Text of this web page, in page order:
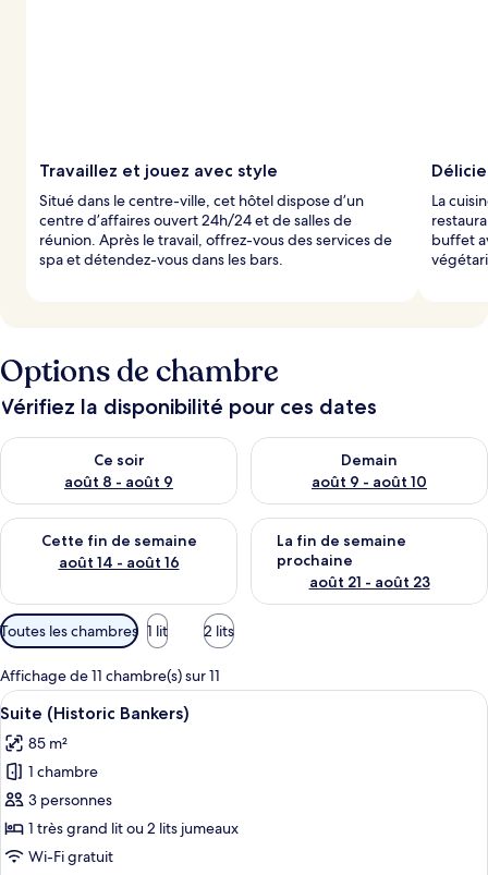
Travaillez et jouez avec style
Situé dans le centre-ville, cet hôtel dispose d’un
centre d’affaires ouvert 24h/24 et de salles de
réunion. Après le travail, offrez-vous des services de
spa et détendez-vous dans les bars.
La
buffet
Options de chambre
Vérifiez la disponibilité pour ces dates
Ce soir
août 8 - août 9
Vérifier la disponibilité pour ce soir août 8 - août 9
Demain
août 9 - août 10
Vérifier la disponibilité pour
Cette fin de semaine
août 14 - août 16
Vérifier la disponibilité pour cette fin de semaine août 14 -
La fin de semaine
prochaine
août 21 - août 23
Vérifier la disponibilité pour
Filtres
disponibles
pour
les
chambres
Toutes les chambres 1 lit 2 lits
Affichage de 11 chambre(s) sur 11
Afficher
toutes
les
photos
pour
ce
type
Un salon spacieux avec un grand
4
Suite (Historic Bankers)
85 m²
1 chambre
3 personnes
1 très grand lit ou 2 lits jumeaux
Wi-Fi gratuit